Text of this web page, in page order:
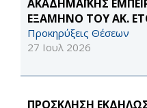
ΑΚΑΔΗΜΑΪΚΗΣ
ΕΞΑΜΗΝΟ ΤΟΥ ΑΚ.
Προκηρύξεις Θέσεων
27 Ιουλ 2026
ΠΡΟΣΚΛΗΣΗ